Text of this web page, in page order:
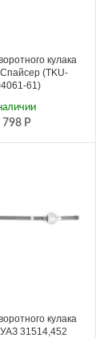
кулака
(TKU-
61)
798 Р
кулака
31514,452